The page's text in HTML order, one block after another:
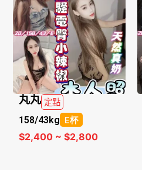
丸丸 定點
158/43kg E杯
$2,400 ~ $2,800